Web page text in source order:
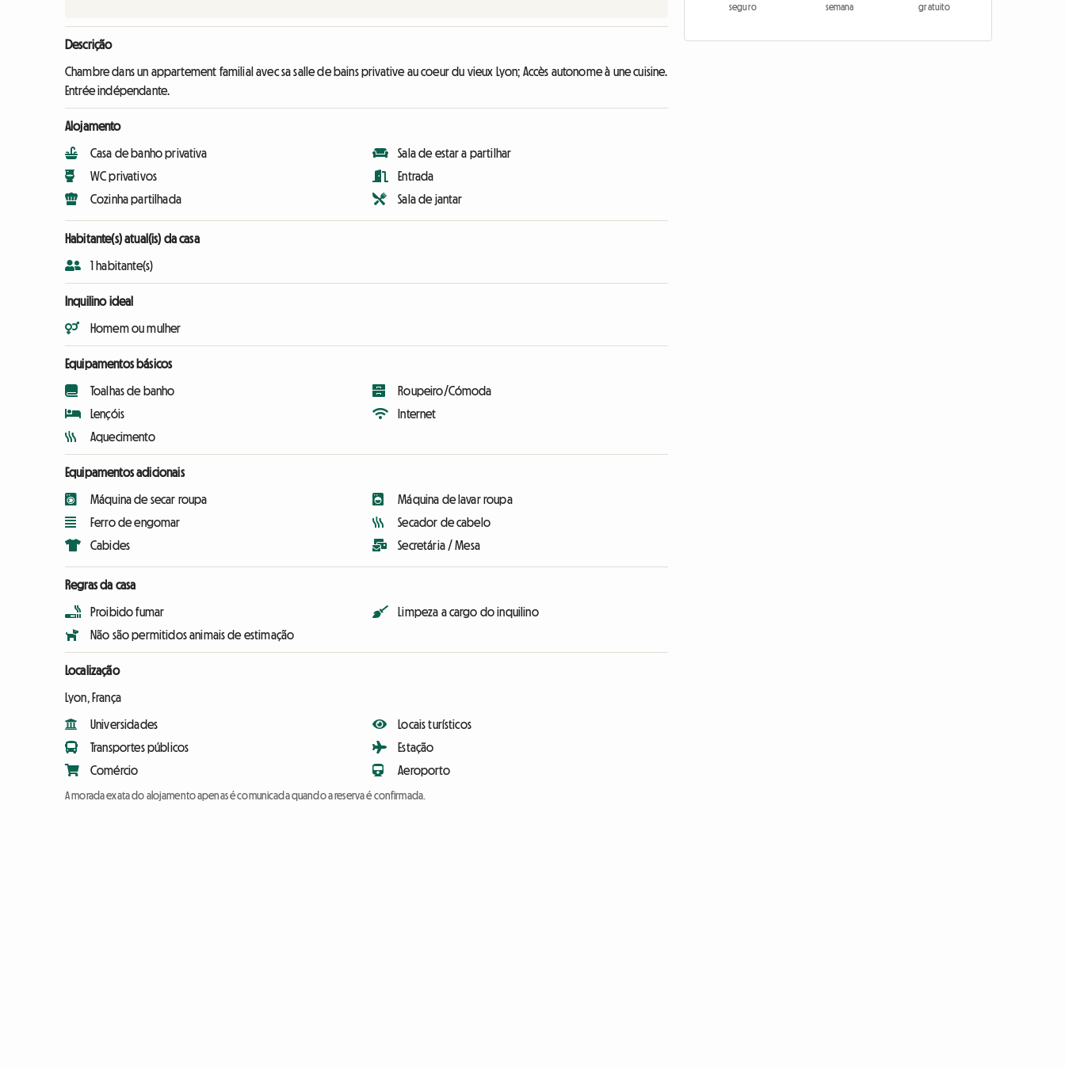
Descrição
Chambre dans un appartement familial avec sa salle de bains privative au coeur du vieux Lyon; Accès autonome à une cuisine.
Entrée indépendante.
Alojamento
Casa de banho privativa
WC privativos
Cozinha partilhada
Sala de estar a partilhar
Entrada
Sala de jantar
Habitante(s) atual(is) da casa
1 habitante(s)
Inquilino ideal
Homem ou mulher
Equipamentos básicos
Toalhas de banho
Lençóis
Aquecimento
Roupeiro/Cómoda
Internet
Equipamentos adicionais
Máquina de secar roupa
Ferro de engomar
Cabides
Máquina de lavar roupa
Secador de cabelo
Secretária / Mesa
Regras da casa
Proibido fumar
Não são permitidos animais de estimação
Limpeza a cargo do inquilino
Localização
Lyon, França
Universidades
Transportes públicos
Comércio
Locais turísticos
Estação
Aeroporto
A morada exata do alojamento apenas é comunicada quando a reserva é confirmada.
seguro
semana
gratuito